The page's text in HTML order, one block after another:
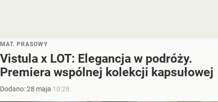
MAT. PRASOWY
Vistula x LOT: Elegancja w podróży.
Premiera wspólnej kolekcji kapsułowej
Dodano:28 maja 10:28